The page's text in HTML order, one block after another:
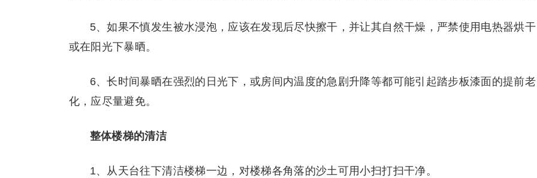
5、如果不慎发生被水浸泡，应该在发现后尽快擦干，并让其自然干燥，严禁使用电热器烘干
或在阳光下暴晒。
6、长时间暴晒在强烈的日光下，或房间内温度的急剧升降等都可能引起踏步板漆面的提前老
化，应尽量避免。
整体楼梯的清洁
1、从天台往下清洁楼梯一边，对楼梯各角落的沙土可用小扫打扫干净。